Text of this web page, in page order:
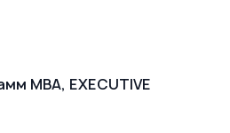
MBA, EXECUTIVE